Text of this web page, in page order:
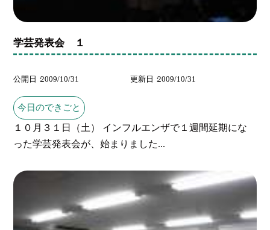
学芸発表会 １
公開日 2009/10/31 更新日 2009/10/31
今日のできごと
１０月３１日（土） インフルエンザで１週間延期にな
った学芸発表会が、始まりました...